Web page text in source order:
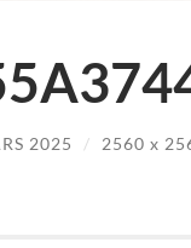
2025 / 2560 x